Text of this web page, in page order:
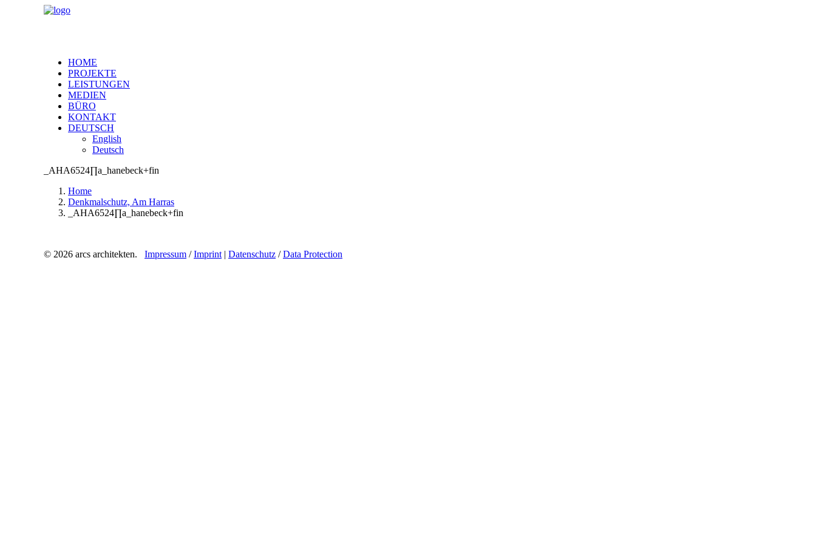
HOME
PROJEKTE
LEISTUNGEN
MEDIEN
BÜRO
KONTAKT
DEUTSCH
English
Deutsch
_AHA6524∏a_hanebeck+fin
Home
Denkmalschutz, Am Harras
_AHA6524∏a_hanebeck+fin
© 2026 arcs architekten. Impressum /Imprint | Datenschutz /Data Protection